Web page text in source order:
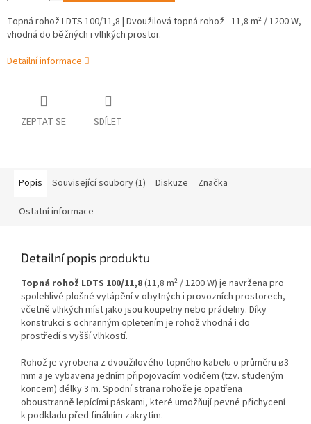
Topná rohož LDTS 100/11,8 | Dvoužilová topná rohož - 11,8 m² / 1200 W,
vhodná do běžných i vlhkých prostor.
Detailní informace
ZEPTAT SE SDÍLET
Popis Související soubory (1) Diskuze Značka
Ostatní informace
Detailní popis produktu
Topná rohož LDTS 100/11,8(11,8 m² / 1200 W) je navržena pro
spolehlivé plošné vytápění v obytných i provozních prostorech,
včetně vlhkých míst jako jsou koupelny nebo prádelny. Díky
konstrukci s ochranným opletením je rohož vhodná i do
prostředí s vyšší vlhkostí.
Rohož je vyrobena z dvoužilového topného kabelu o průměru ø3
mm a je vybavena jedním připojovacím vodičem (tzv. studeným
koncem) délky 3 m. Spodní strana rohože je opatřena
oboustranně lepícími páskami, které umožňují pevné přichycení
k podkladu před finálním zakrytím.